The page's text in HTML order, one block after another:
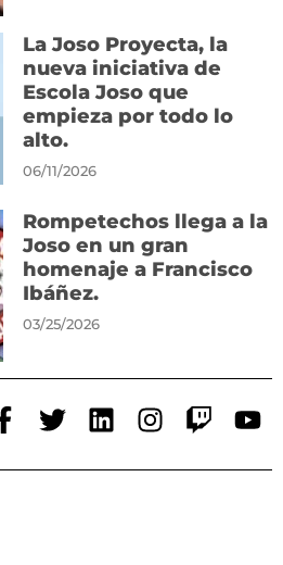
La Joso Proyecta, la
nueva iniciativa de
Escola Joso que
empieza por todo lo
alto.
06/11/2026
Rompetechos llega a la
Joso en un gran
homenaje a Francisco
Ibáñez.
03/25/2026